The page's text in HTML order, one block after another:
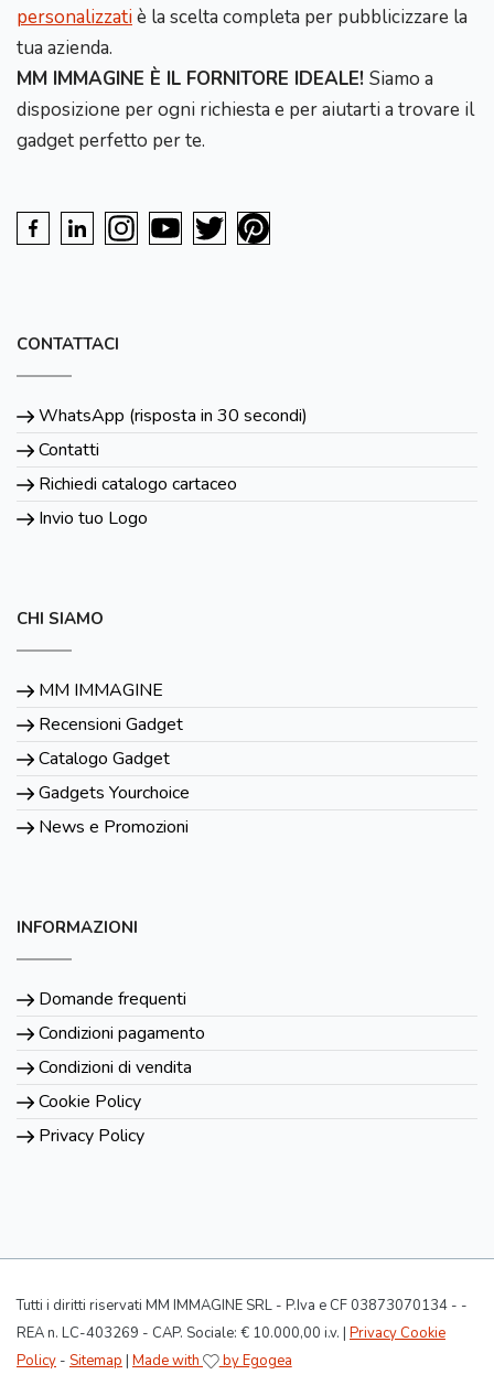
personalizzatiè la scelta completa per pubblicizzare la
tua azienda.
MM IMMAGINE È IL FORNITORE IDEALE! Siamo a
disposizione per ogni richiesta e per aiutarti a trovare il
gadget perfetto per te.
CONTATTACI
WhatsApp (risposta in 30 secondi)
Contatti
Richiedi catalogo cartaceo
Invio tuo Logo
CHI SIAMO
MM IMMAGINE
Recensioni Gadget
Catalogo Gadget
Gadgets Yourchoice
News e Promozioni
INFORMAZIONI
Domande frequenti
Condizioni pagamento
Condizioni di vendita
Cookie Policy
Privacy Policy
Tutti i diritti riservati MM IMMAGINE SRL - P.Iva e CF 03873070134 - -
REA n. LC-403269 - CAP. Sociale: € 10.000,00 i.v. | Privacy Cookie
Policy - Sitemap | Made with by Egogea